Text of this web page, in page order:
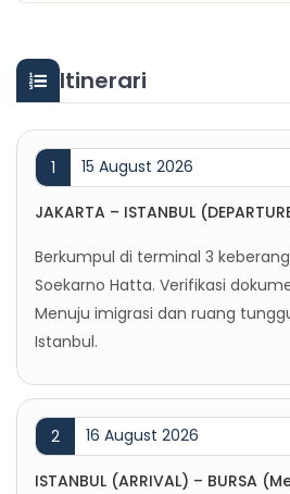
Itinerari
1 15 August 2026
JAKARTA – ISTANBUL
Berkumpul di terminal 3
Soekarno Hatta. Verifikasi
Menuju imigrasi dan ruang
Istanbul.
2 16 August 2026
ISTANBUL (ARRIVAL) – BURSA